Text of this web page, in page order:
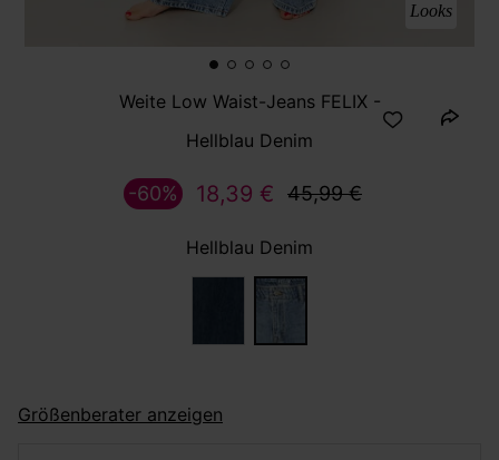
Looks
Weite Low Waist-Jeans FELIX -
Hellblau Denim
18,39 € 45,99 €
-60%
Hellblau Denim
Größenberater anzeigen